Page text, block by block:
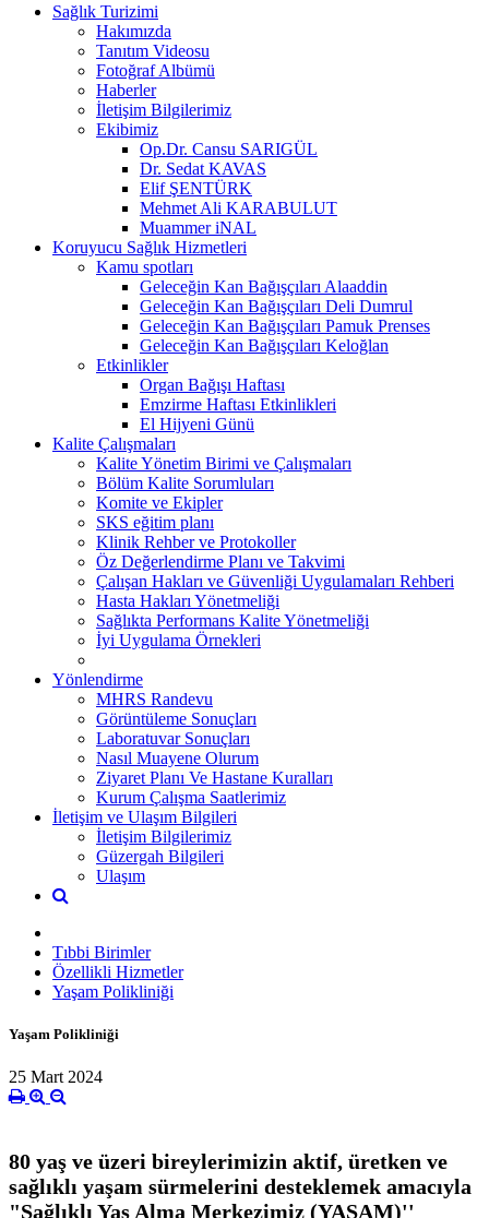
Sağlık Turizimi
Hakımızda
Tanıtım Videosu
Fotoğraf Albümü
Haberler
İletişim Bilgilerimiz
Ekibimiz
Op.Dr. Cansu SARIGÜL
Dr. Sedat KAVAS
Elif ŞENTÜRK
Mehmet Ali KARABULUT
Muammer iNAL
Koruyucu Sağlık Hizmetleri
Kamu spotları
Geleceğin Kan Bağışçıları Alaaddin
Geleceğin Kan Bağışçıları Deli Dumrul
Geleceğin Kan Bağışçıları Pamuk Prenses
Geleceğin Kan Bağışçıları Keloğlan
Etkinlikler
Organ Bağışı Haftası
Emzirme Haftası Etkinlikleri
El Hijyeni Günü
Kalite Çalışmaları
Kalite Yönetim Birimi ve Çalışmaları
Bölüm Kalite Sorumluları
Komite ve Ekipler
SKS eğitim planı
Klinik Rehber ve Protokoller
Öz Değerlendirme Planı ve Takvimi
Çalışan Hakları ve Güvenliği Uygulamaları Rehberi
Hasta Hakları Yönetmeliği
Sağlıkta Performans Kalite Yönetmeliği
İyi Uygulama Örnekleri
Yönlendirme
MHRS Randevu
Görüntüleme Sonuçları
Laboratuvar Sonuçları
Nasıl Muayene Olurum
Ziyaret Planı Ve Hastane Kuralları
Kurum Çalışma Saatlerimiz
İletişim ve Ulaşım Bilgileri
İletişim Bilgilerimiz
Güzergah Bilgileri
Ulaşım
Tıbbi Birimler
Özellikli Hizmetler
Yaşam Polikliniği
Yaşam Polikliniği
25 Mart 2024
80 yaş ve üzeri bireylerimizin aktif, üretken ve
sağlıklı yaşam sürmelerini desteklemek amacıyla
"Sağlıklı Yaş Alma Merkezimiz (YAŞAM)''